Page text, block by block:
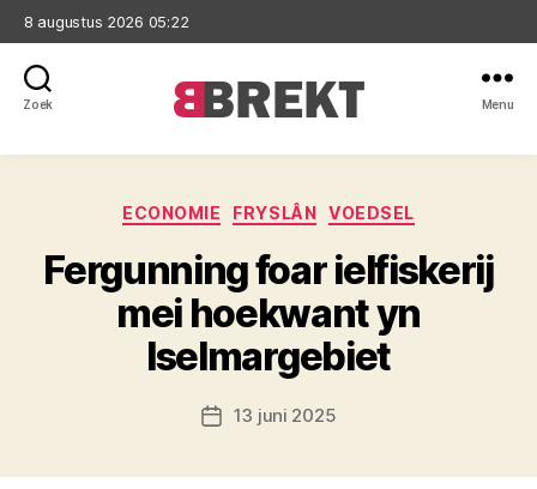
8 augustus 2026 05:22
Zoek Menu
Categorieën
ECONOMIE FRYSLÂN VOEDSEL
Fergunning foar ielfiskerij
mei hoekwant yn
Iselmargebiet
Berichtdatum
13 juni 2025